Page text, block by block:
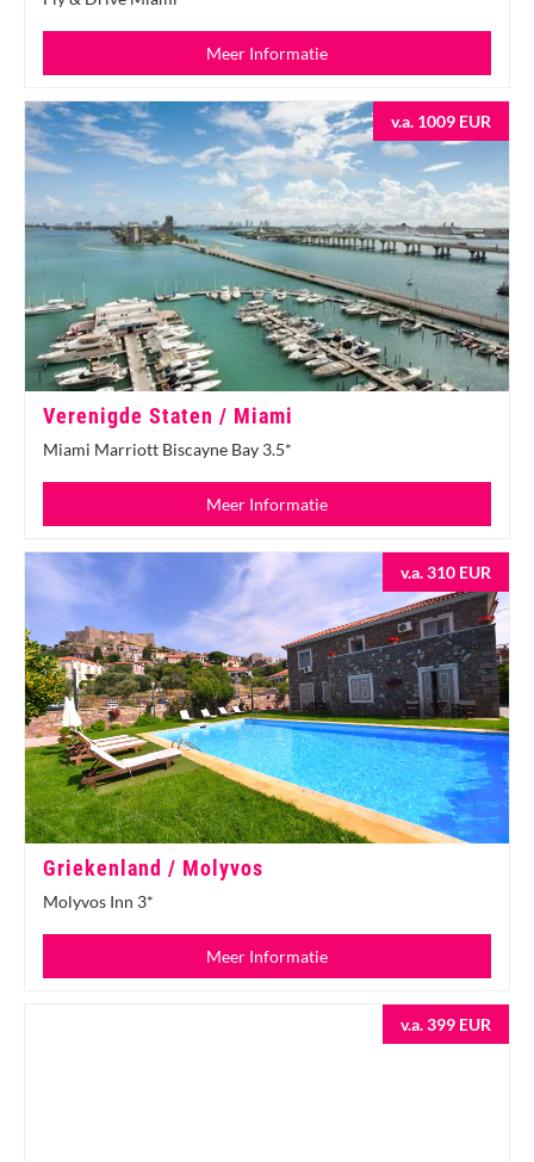
Meer Informatie
v.a. 1009 EUR
Verenigde Staten / Miami
Miami Marriott Biscayne Bay 3.5*
Meer Informatie
v.a. 310 EUR
Griekenland / Molyvos
Molyvos Inn 3*
Meer Informatie
v.a. 399 EUR